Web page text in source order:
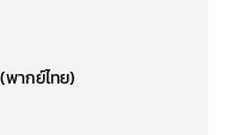
พากย์ไทย)